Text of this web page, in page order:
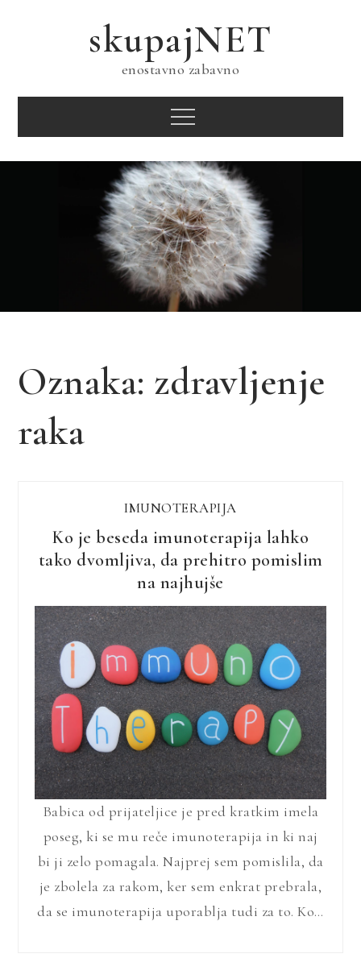
skupajNET
enostavno zabavno
Menu
Oznaka: zdravljenje
raka
IMUNOTERAPIJA
Ko je beseda imunoterapija lahko
tako dvomljiva, da prehitro pomislim
na najhujše
Babica od prijateljice je pred kratkim imela
poseg, ki se mu reče imunoterapija in ki naj
bi ji zelo pomagala. Najprej sem pomislila, da
je zbolela za rakom, ker sem enkrat prebrala,
da se imunoterapija uporablja tudi za to. Ko…